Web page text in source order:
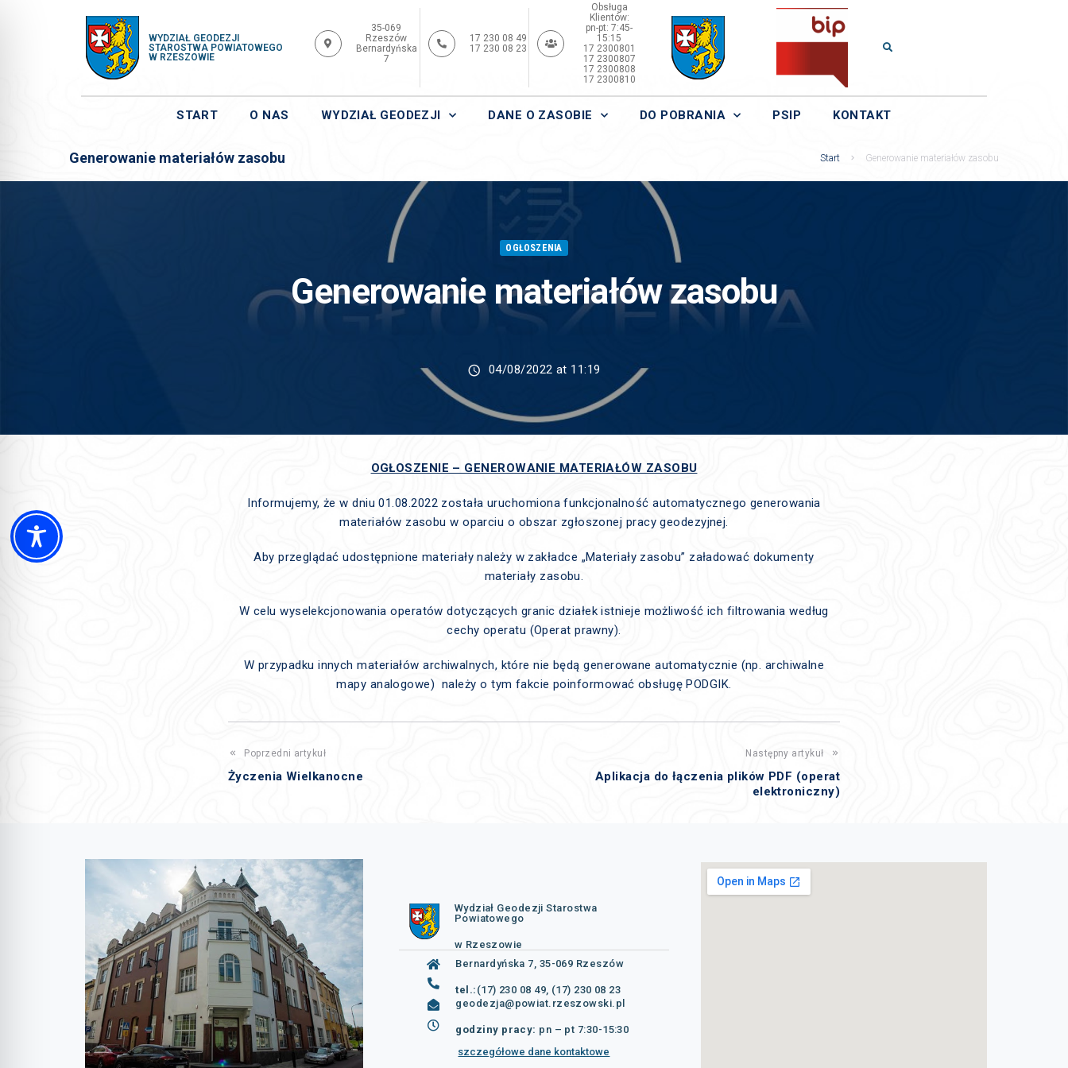
WYDZIAŁ GEODEZJI
STAROSTWA POWIATOWEGO
W RZESZOWIE
35-069
Rzeszów
Bernardyńska
7
17 230 08 49
17 230 08 23
Obsługa
Klientów:
pn-pt: 7:45-
15:15
17 2300801
17 2300807
17 2300808
17 2300810
START O NAS WYDZIAŁ GEODEZJI DANE O ZASOBIE DO POBRANIA PSIP KONTAKT
Generowanie materiałów zasobu Start Generowanie materiałów zasobu
OGŁOSZENIA
Generowanie materiałów zasobu
04/08/2022 at 11:19
OGŁOSZENIE – GENEROWANIE MATERIAŁÓW ZASOBU
Informujemy, że w dniu 01.08.2022 została uruchomiona funkcjonalność automatycznego generowania
materiałów zasobu w oparciu o obszar zgłoszonej pracy geodezyjnej.
Aby przeglądać udostępnione materiały należy w zakładce „Materiały zasobu” załadować dokumenty
materiały zasobu.
W celu wyselekcjonowania operatów dotyczących granic działek istnieje możliwość ich filtrowania według
cechy operatu (Operat prawny).
W przypadku innych materiałów archiwalnych, które nie będą generowane automatycznie (np. archiwalne
mapy analogowe) należy o tym fakcie poinformować obsługę PODGIK.
Poprzedni artykuł
Życzenia Wielkanocne
Następny artykuł
Aplikacja do łączenia plików PDF (operat
elektroniczny)
Wydział Geodezji Starostwa
Powiatowego
w Rzeszowie
Bernardyńska 7, 35-069 Rzeszów
tel.: (17) 230 08 49, (17) 230 08 23
geodezja@powiat.rzeszowski.pl
godziny pracy: pn – pt 7:30-15:30
szczegółowe dane kontaktowe